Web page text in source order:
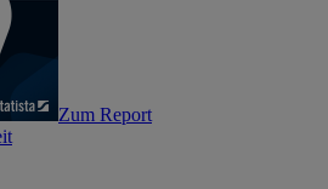
Zum Report